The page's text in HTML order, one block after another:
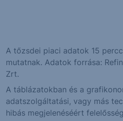
A tőzsdei piaci adatok 15
mutatnak. Adatok forrása:
Zrt.
A táblázatokban és a
adatszolgáltatási, vagy más
hibás megjelenéséért